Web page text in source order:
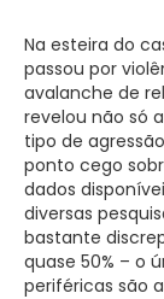
Na esteira do
passou por
avalanche de
revelou não só
tipo de
ponto cego
dados
diversas
bastante
quase 50% – o
periféricas são